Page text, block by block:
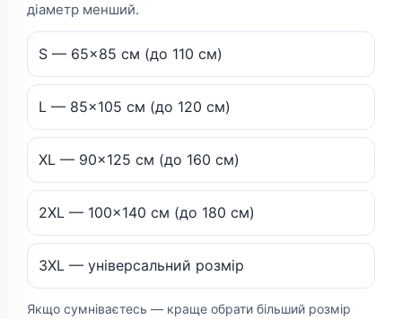
діаметр менший.
S — 65×85 см (до 110 см)
L — 85×105 см (до 120 см)
XL — 90×125 см (до 160 см)
2XL — 100×140 см (до 180 см)
3XL — універсальний розмір
Якщо сумніваєтесь — краще обрати більший розмір